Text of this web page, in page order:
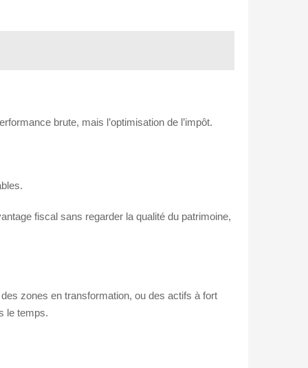
brute, mais l’optimisation de l’impôt.
fiscal sans regarder la qualité du patrimoine,
zones en transformation, ou des actifs à fort
le temps.